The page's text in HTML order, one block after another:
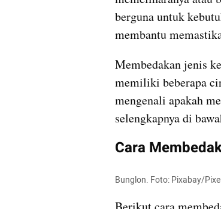
berguna untuk
membantu
Membedakan jenis
memiliki beberapa
mengenali apakah
selengkapnya di
Cara
Bunglon. Foto: Pixabay/